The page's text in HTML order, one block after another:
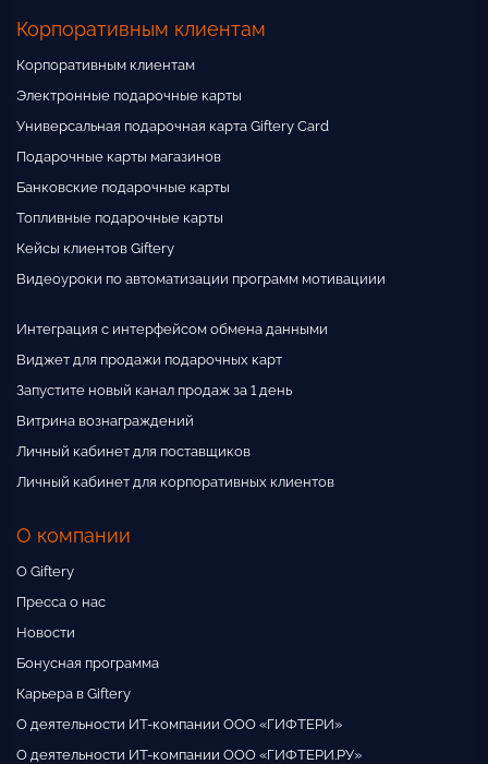
Корпоративным клиентам
Корпоративным клиентам
Электронные подарочные карты
Универсальная подарочная карта Giftery Card
Подарочные карты магазинов
Банковские подарочные карты
Топливные подарочные карты
Кейсы клиентов Giftery
Видеоуроки по автоматизации программ мотивациии
Интеграция с интерфейсом обмена данными
Виджет для продажи подарочных карт
Запустите новый канал продаж за 1 день
Витрина вознаграждений
Личный кабинет для поставщиков
Личный кабинет для корпоративных клиентов
О компании
О Giftery
Пресса о нас
Новости
Бонусная программа
Карьера в Giftery
О деятельности ИТ-компании ООО «ГИФТЕРИ»
О деятельности ИТ-компании ООО «ГИФТЕРИ.РУ»